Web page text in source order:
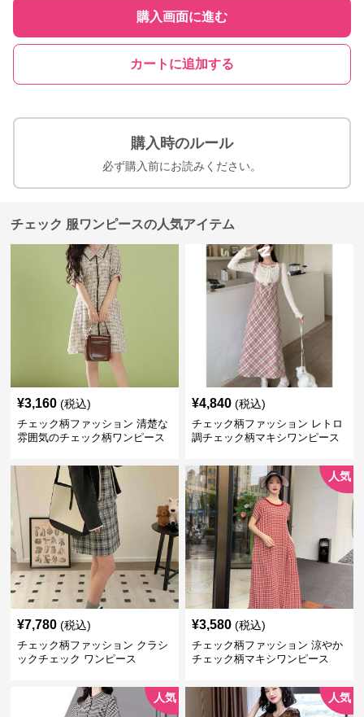
購入画面に進む
カートに追加する
購入時のルール
必ず購入前にお読みください。
チェック 服ワンピースの人気アイテム
¥3,160 (税込)
チェック柄ファッション 清楚な
雰囲気のチェック柄ワンピース
¥4,840 (税込)
チェック柄ファッション レトロ
調チェック柄マキシワンピース
¥7,780 (税込)
チェック柄ファッション クラシ
ックチェック ワンピース
人気
¥3,580 (税込)
チェック柄ファッション 涼やか
チェック柄マキシワンピース
人気 人気